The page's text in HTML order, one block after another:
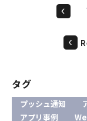
タグ
プッシュ通知
アプリ事例